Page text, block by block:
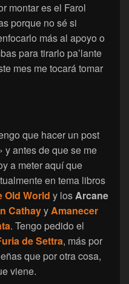
montar es el Farol
porque no sé si
más al apoyo o
para tirarlo pa’lante
mes me tocará tomar
que hacer un post
y antes de que se me
a meter aquí que
en tema libros
Old World y los Arcane
Cathayy Amanecer
. Tengo pedido el
de Settra, más por
que por otra cosa,
viene.